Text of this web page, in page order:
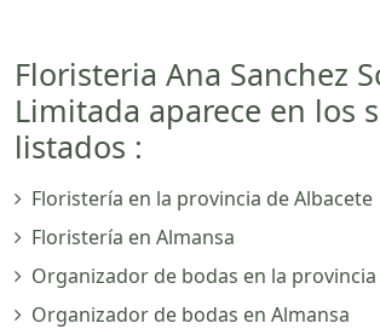
Floristeria Ana Sanchez
Limitada aparece en los
listados :
Floristería en la provincia de Albacete
Floristería en Almansa
Organizador de bodas en la
Organizador de bodas en Almansa